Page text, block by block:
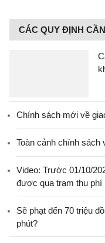
CÁC QUY ĐỊNH
Chính sách mới về
Toàn cảnh chính sách
Video: Trước 01/10/
được qua trạm thu phí
Sẽ phạt đến 70 triệu
phút?